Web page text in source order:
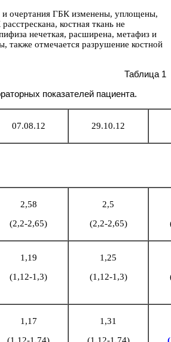
очертания ГБК изменены, уплощены,
костная ткань не
нечеткая, расширена, метафиз и
также отмечается разрушение костной
Таблица 1
показателей пациента.
07.08.12 29.10.12
2,58
(2,2-2,65)
2,5
(2,2-2,65)
1,19
(1,12-1,3)
1,25
(1,12-1,3)
1,17
1,31